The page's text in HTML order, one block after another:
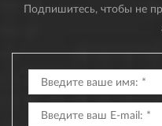
Подпишитесь, чтобы не